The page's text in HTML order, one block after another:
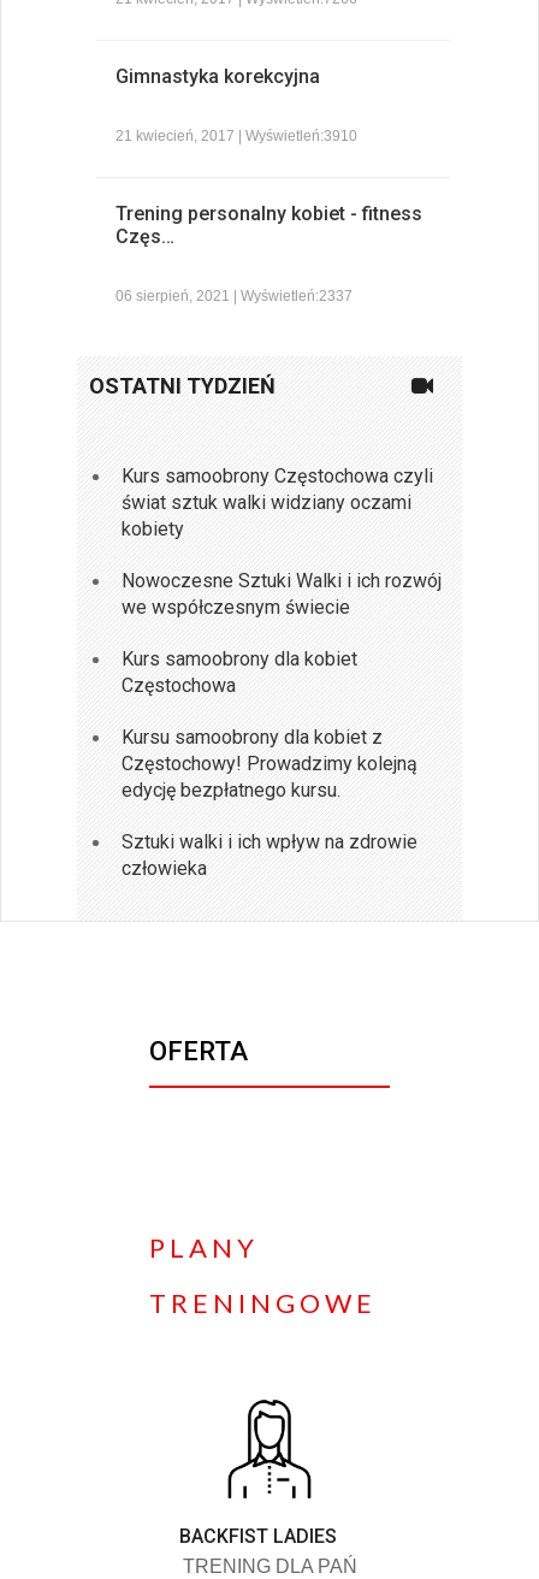
Gimnastyka korekcyjna
21 kwiecień, 2017 | Wyświetleń:3910
Trening personalny kobiet - fitness
Częs…
06 sierpień, 2021 | Wyświetleń:2337
OSTATNI TYDZIEŃ
Kurs samoobrony Częstochowa czyli
świat sztuk walki widziany oczami
kobiety
Nowoczesne Sztuki Walki i ich rozwój
we współczesnym świecie
Kurs samoobrony dla kobiet
Częstochowa
Kursu samoobrony dla kobiet z
Częstochowy! Prowadzimy kolejną
edycję bezpłatnego kursu.
Sztuki walki i ich wpływ na zdrowie
człowieka
OFERTA
PLANY
TRENINGOWE
BACKFIST LADIES
TRENING DLA PAŃ